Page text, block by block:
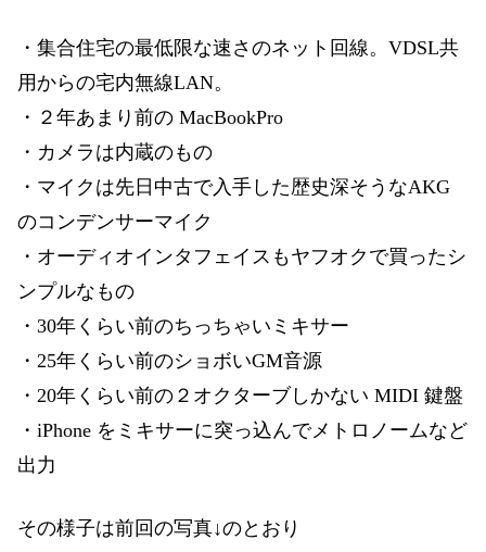
・集合住宅の最低限な速さのネット回線。VDSL共
用からの宅内無線LAN。
・２年あまり前の MacBookPro
・カメラは内蔵のもの
・マイクは先日中古で入手した歴史深そうなAKG
のコンデンサーマイク
・オーディオインタフェイスもヤフオクで買ったシ
ンプルなもの
・30年くらい前のちっちゃいミキサー
・25年くらい前のショボいGM音源
・20年くらい前の２オクターブしかない MIDI 鍵盤
・iPhone をミキサーに突っ込んでメトロノームなど
出力
その様子は前回の写真↓のとおり